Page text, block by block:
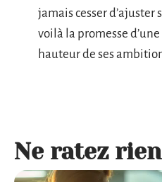
jamais cesser d’ajuster
voilà la promesse
hauteur de ses
Ne ratez